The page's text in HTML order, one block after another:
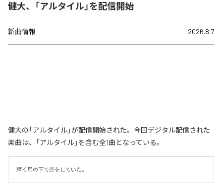
健大、「アルタイル」を配信開始
新曲情報 2026.8.7
健大の「アルタイル」が配信開始された。今回デジタル配信された
楽曲は、「アルタイル」を含む全1曲となっている。
輝く星の下で恋をしていた。